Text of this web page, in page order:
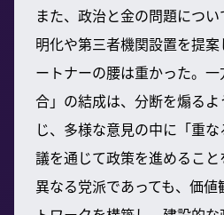
また、政治と金の問題につ
明化や第三者機関設置を提
ートナーの腰は重かった。
合」の結成は、分断を煽る
じ、多様な意見の中に「重
議を通じて政策を進めること
異なる党派であっても、価